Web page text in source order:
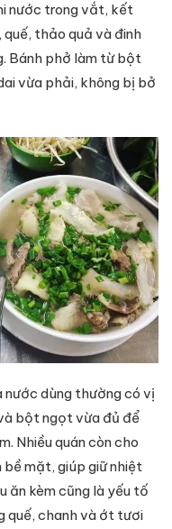
nước trong vắt, kết
thảo quả và đinh
Bánh phở làm từ bột
vừa phải, không bị bở
dùng thường có vị
bột ngọt vừa đủ để
Nhiều quán còn cho
mặt, giúp giữ nhiệt
ăn kèm cũng là yếu tố
quế, chanh và ớt tươi